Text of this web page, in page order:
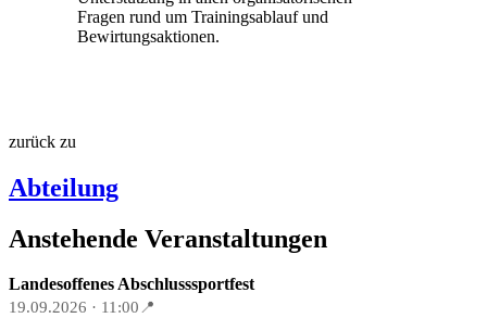
Fragen rund um Trainingsablauf und
Bewirtungsaktionen.
zurück zu
Abteilung
Anstehende Veranstaltungen
Landesoffenes Abschlusssportfest
19.09.2026 · 11:00 📍